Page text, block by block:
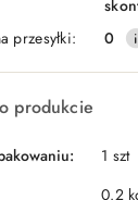
przesyłki:
0
produkcie
1 szt
0.2